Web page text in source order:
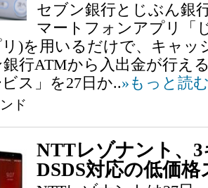
セブン銀行とじぶん銀
マートフォンアプリ「
)を用いるだけで、キャッ
行ATMから入出金が行え
ス」を27日か..»もっと読
ド
NTTレゾナント、
DSDS対応の低価